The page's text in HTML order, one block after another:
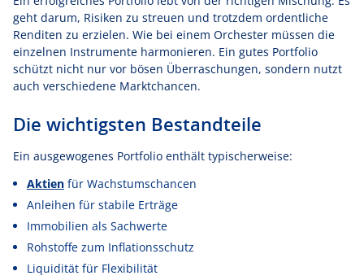
geht darum, Risiken zu streuen und trotzdem ordentliche
Renditen zu erzielen. Wie bei einem Orchester müssen die
einzelnen Instrumente harmonieren. Ein gutes Portfolio
schützt nicht nur vor bösen Überraschungen, sondern nutzt
auch verschiedene Marktchancen.
Die wichtigsten Bestandteile
Ein ausgewogenes Portfolio enthält typischerweise:
Aktienfür Wachstumschancen
Anleihen für stabile Erträge
Immobilien als Sachwerte
Rohstoffe zum Inflationsschutz
Liquidität für Flexibilität